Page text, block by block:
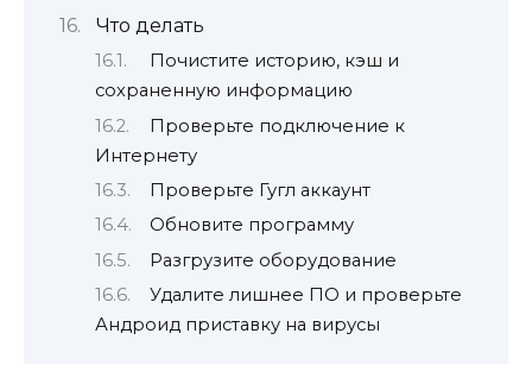
Что делать
Почистите историю, кэш и
сохраненную информацию
Проверьте подключение к
Интернету
Проверьте Гугл аккаунт
Обновите программу
Разгрузите оборудование
Удалите лишнее ПО и проверьте
Андроид приставку на вирусы